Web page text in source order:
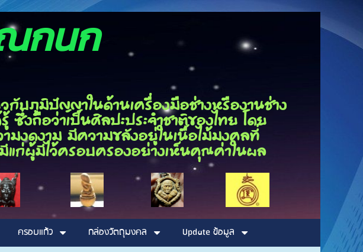
-คุณกนก
ปัญญาในด้านเครื่องมือช่างหรืองานช่าง
งถือว่าเป็นศิลปะประจำชาติของไทย โดย
มงดงาม มีความขลังอยู่ในเนื้อไม้มงคลที่
แก่ผู้มีไว้ครอบครองอย่างเห็นคุณค่าในผล
ครอบแก้ว กล่องวัตถุมงคล Update ข้อมูล